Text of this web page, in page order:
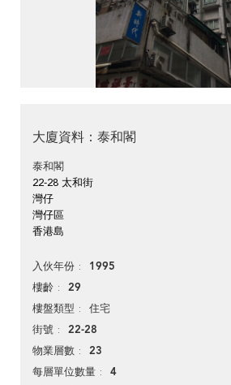
大廈資料：泰和閣
泰和閣
22-28 太和街
灣仔
灣仔區
香港島
入伙年份 1995
樓齡 29
樓盤類型 住宅
街號 22-28
物業層數 23
每層單位數量 4